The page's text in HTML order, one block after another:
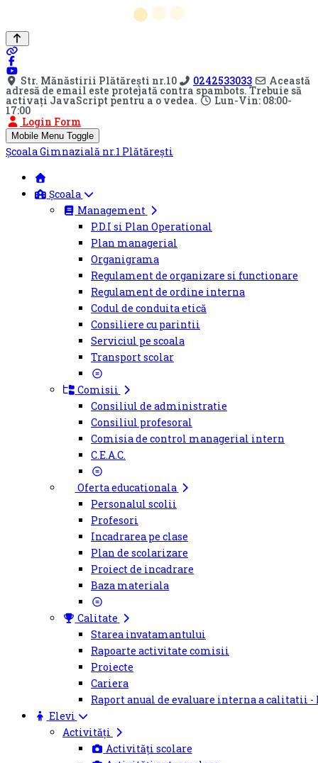
Str. Mănăstirii Plătărești nr.10 0242533033 Această
adresă de email este protejată contra spambots. Trebuie să
activați JavaScript pentru a o vedea. Lun-Vin: 08:00-
17:00
Login Form
Mobile Menu Toggle
Şcoala Gimnazială nr.1 Plătărești
Școala
Management
P.D.I si Plan Operational
Plan managerial
Organigrama
Regulament de organizare si functionare
Regulament de ordine interna
Codul de conduita etică
Consiliere cu parintii
Serviciul pe scoala
Transport scolar
Comisii
Consiliul de administratie
Consiliul profesoral
Comisia de control managerial intern
C.E.A.C.
Oferta educationala
Personalul scolii
Profesori
Incadrarea pe clase
Plan de scolarizare
Proiect de incadrare
Baza materiala
Calitate
Starea invatamantului
Rapoarte activitate comisii
Proiecte
Cariera
Raport anual de evaluare interna a calitatii -
Elevi
Activități
Activități scolare